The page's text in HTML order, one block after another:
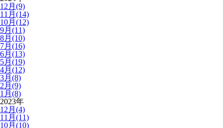
12月(9)
11月(14)
10月(12)
9月(11)
8月(10)
7月(16)
6月(13)
5月(19)
4月(12)
3月(8)
2月(9)
1月(8)
2023年
12月(4)
11月(11)
10月(10)